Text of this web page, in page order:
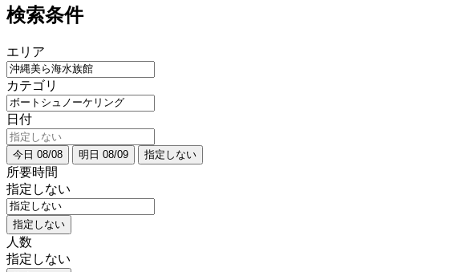
検索条件
エリア
カテゴリ
日付
今日 08/08 明日 08/09 指定しない
所要時間
指定しない
指定しない
人数
指定しない